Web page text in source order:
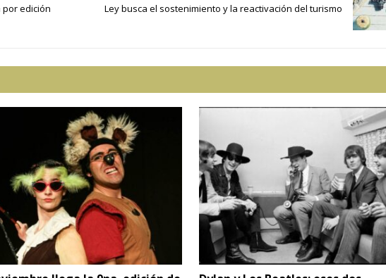
por edición
Ley busca el sostenimiento y la reactivación del turismo